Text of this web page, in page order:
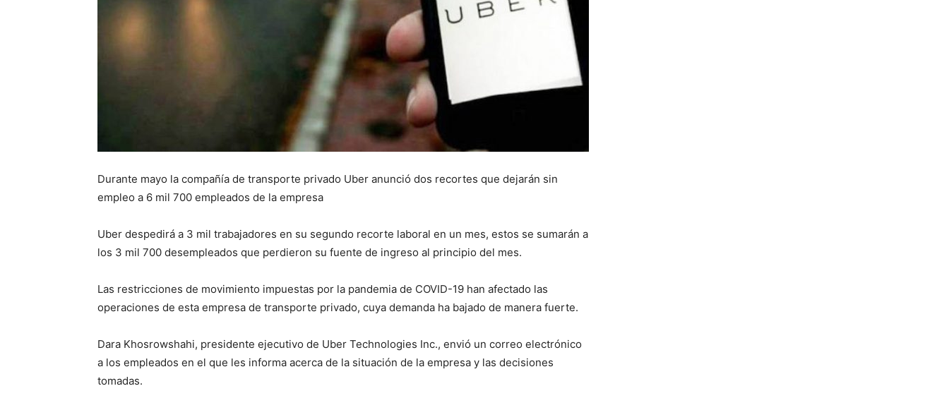
Durante mayo la compañía de transporte privado Uber anunció dos recortes que dejarán sin
empleo a 6 mil 700 empleados de la empresa
Uber despedirá a 3 mil trabajadores en su segundo recorte laboral en un mes, estos se sumarán a
los 3 mil 700 desempleados que perdieron su fuente de ingreso al principio del mes.
Las restricciones de movimiento impuestas por la pandemia de COVID-19 han afectado las
operaciones de esta empresa de transporte privado, cuya demanda ha bajado de manera fuerte.
Dara Khosrowshahi, presidente ejecutivo de Uber Technologies Inc., envió un correo electrónico
a los empleados en el que les informa acerca de la situación de la empresa y las decisiones
tomadas.